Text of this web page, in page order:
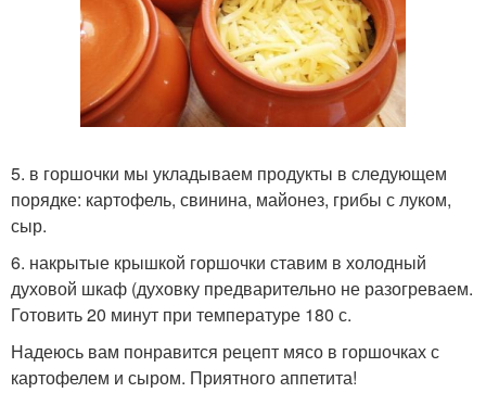
5. в горшочки мы укладываем продукты в следующем
порядке: картофель, свинина, майонез, грибы с луком,
сыр.
6. накрытые крышкой горшочки ставим в холодный
духовой шкаф (духовку предварительно не разогреваем.
Готовить 20 минут при температуре 180 с.
Надеюсь вам понравится рецепт мясо в горшочках с
картофелем и сыром. Приятного аппетита!